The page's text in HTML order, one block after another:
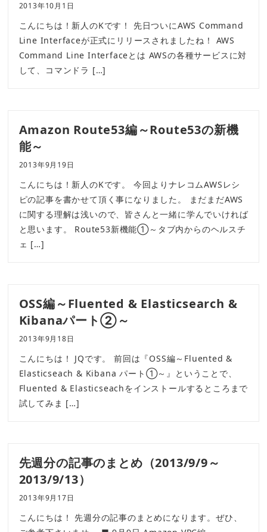
2013年10月1日
こんにちは！新人のKです！ 先日ついにAWS Command
Line Interfaceが正式にリリースされましたね！ AWS
Command Line Interfaceとは AWSの各種サービスに対
して、コマンドラ […]
Amazon Route53編～Route53の新機
能～
2013年9月19日
こんにちは！新人のKです。 今回よりナレコムAWSレシ
ピの記事を書かせて頂く事になりました。 まだまだAWS
に関する理解は浅いので、皆さんと一緒に学んでいければ
と思います。 Route53新機能①～タブ内からのヘルスチ
ェ […]
OSS編～Fluented & Elasticsearch &
Kibanaパート②～
2013年9月18日
こんにちは！ JQです。 前回は『OSS編～Fluented &
Elasticseach & Kibana パート①～』ということで、
Fluented & Elasticseachをインストールするところまで
試してみま […]
先週分の記事のまとめ（2013/9/9～
2013/9/13）
2013年9月17日
こんにちは！ 先週分の記事のまとめになります。ぜひ、